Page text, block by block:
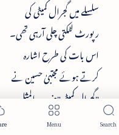
سلسلے میں گجرال کمیٹی کی
رپورٹ لٹکتی چلی آرہی تھی۔
اس بات کی طرح اشارہ
کرتے ہوئے مجتبیٰ حسین نے
"گجرال کمیٹی"ضرب المثل
کے طور پر استعمال کیا ہے۔